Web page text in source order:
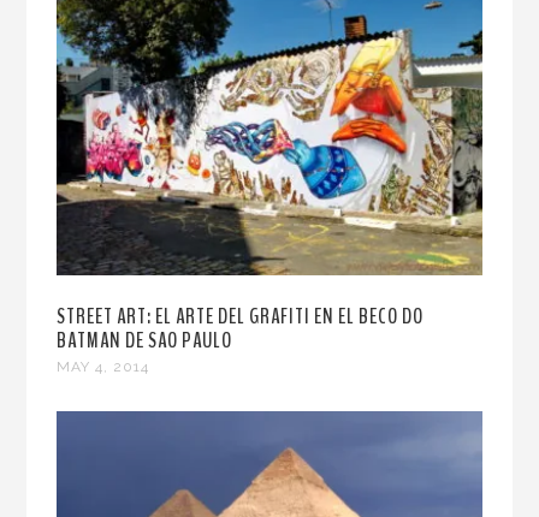
STREET ART: EL ARTE DEL GRAFITI EN EL BECO DO
BATMAN DE SAO PAULO
MAY 4, 2014